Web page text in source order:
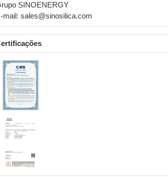
SINOENERGY
mail: sales@sinosilica.com